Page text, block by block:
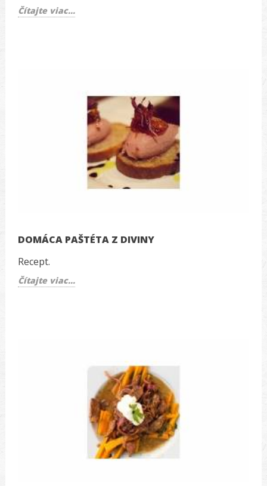
Čítajte viac...
DOMÁCA PAŠTÉTA Z DIVINY
Recept.
Čítajte viac...